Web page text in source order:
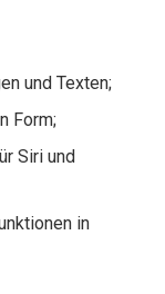
und Texten;
Form;
Siri und
in